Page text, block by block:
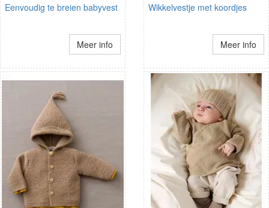
Eenvoudig te breien babyvest
Meer info
Wikkelvestje met koordjes
Meer info